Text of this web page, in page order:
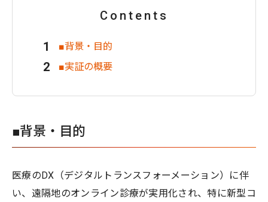
Contents
■背景・目的
■実証の概要
■背景・目的
医療のDX（デジタルトランスフォーメーション）に伴
い、遠隔地のオンライン診療が実用化され、特に新型コ